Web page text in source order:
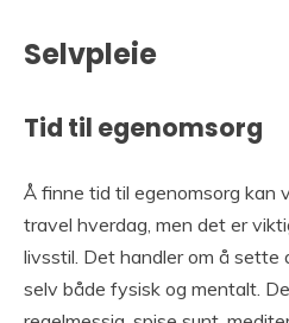
Selvpleie
Tid til egenomsorg
Å finne tid til egenomsorg kan
travel hverdag, men det er
livsstil. Det handler om å sette
selv både fysisk og mentalt.